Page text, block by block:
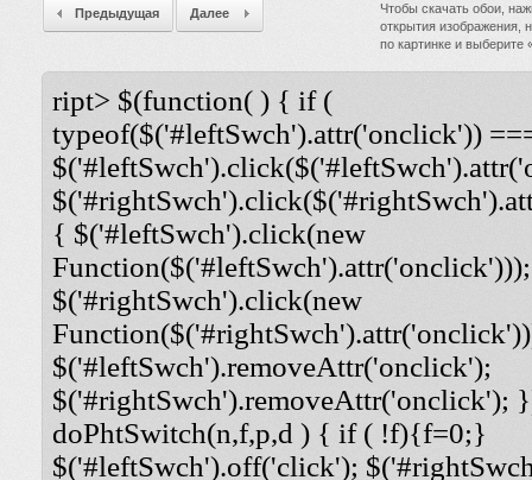
Чтобы скачать обои,
открытия изображения,
по картинке и
Предыдущая Далее
ript> $(function( ) { if (
typeof($('#leftSwch').attr('onclick'))
{ $('#leftSwch').click(new
Function($('#leftSwch').attr('onclick')));
$('#rightSwch').click(new
$('#leftSwch').removeAttr('onclick');
$('#rightSwch').removeAttr('onclick');
doPhtSwitch(n,f,p,d ) { if ( !f){f=0;}
$('#leftSwch').off('click');